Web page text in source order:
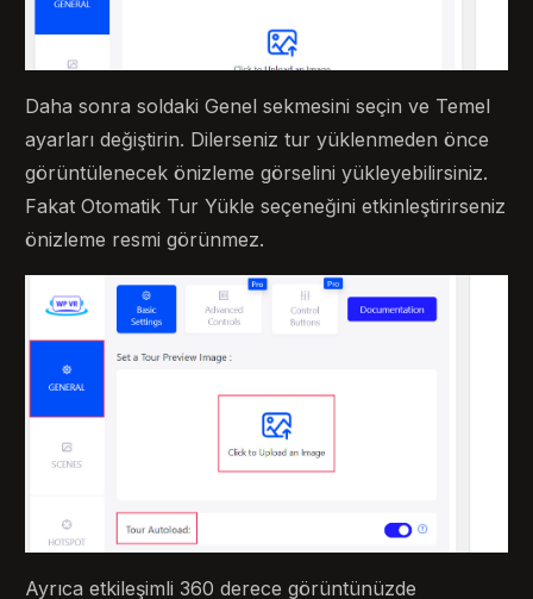
Daha sonra soldaki Genel sekmesini seçin ve Temel
ayarları değiştirin. Dilerseniz tur yüklenmeden önce
görüntülenecek önizleme görselini yükleyebilirsiniz.
Fakat Otomatik Tur Yükle seçeneğini etkinleştirirseniz
önizleme resmi görünmez.
Ayrıca etkileşimli 360 derece görüntünüzde